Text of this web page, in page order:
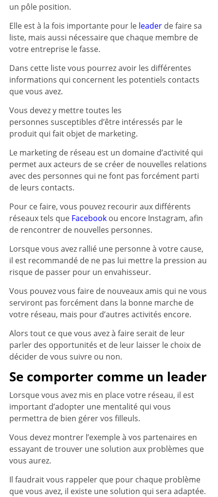
un pôle position.
Elle est à la fois importante pour le leader de faire sa
liste, mais aussi nécessaire que chaque membre de
votre entreprise le fasse.
Dans cette liste vous pourrez avoir les différentes
informations qui concernent les potentiels contacts
que vous avez.
Vous devez y mettre toutes les
personnes susceptibles d’être intéressés par le
produit qui fait objet de marketing.
Le marketing de réseau est un domaine d’activité qui
permet aux acteurs de se créer de nouvelles relations
avec des personnes qui ne font pas forcément parti
de leurs contacts.
Pour ce faire, vous pouvez recourir aux différents
réseaux tels que Facebook ou encore Instagram, afin
de rencontrer de nouvelles personnes.
Lorsque vous avez rallié une personne à votre cause,
il est recommandé de ne pas lui mettre la pression au
risque de passer pour un envahisseur.
Vous pouvez vous faire de nouveaux amis qui ne vous
serviront pas forcément dans la bonne marche de
votre réseau, mais pour d’autres activités encore.
Alors tout ce que vous avez à faire serait de leur
parler des opportunités et de leur laisser le choix de
décider de vous suivre ou non.
Se comporter comme un leader
Lorsque vous avez mis en place votre réseau, il est
important d’adopter une mentalité qui vous
permettra de bien gérer vos filleuls.
Vous devez montrer l’exemple à vos partenaires en
essayant de trouver une solution aux problèmes que
vous aurez.
Il faudrait vous rappeler que pour chaque problème
que vous avez, il existe une solution qui sera adaptée.